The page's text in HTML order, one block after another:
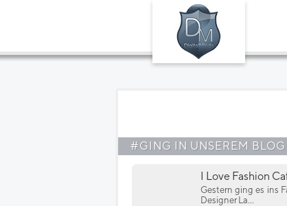
#GING IN UNSEREM BLOG
I Love Fashion
Gestern ging es ins
Designer La...